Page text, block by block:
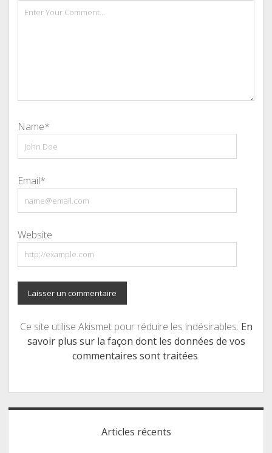
Name*
Email*
Website
Ce site utilise Akismet pour réduire les indésirables. En
savoir plus sur la façon dont les données de vos
commentaires sont traitées.
Articles récents